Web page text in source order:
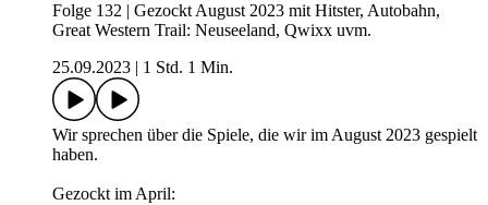
Folge 132 | Gezockt August 2023 mit Hitster, Autobahn,
Great Western Trail: Neuseeland, Qwixx uvm.
25.09.2023
1 Std. 1 Min.
Wir sprechen über die Spiele, die wir im August 2023 gespielt
haben.
Gezockt im April: